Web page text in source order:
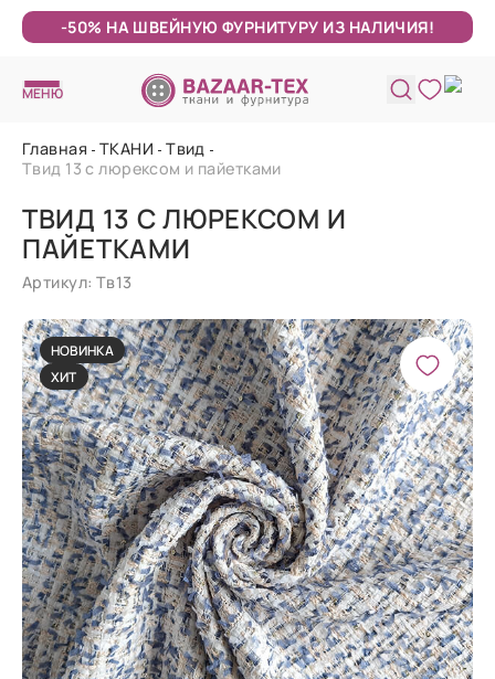
-50% НА ШВЕЙНУЮ ФУРНИТУРУ ИЗ НАЛИЧИЯ!
МЕНЮ
Главная ТКАНИ
Твид
Твид 13 с люрексом и пайетками
ТВИД 13 С ЛЮРЕКСОМ И
ПАЙЕТКАМИ
Артикул: Тв13
НОВИНКА
ХИТ